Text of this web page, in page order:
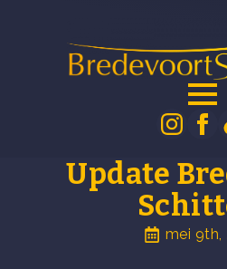
Update
mei 9th,